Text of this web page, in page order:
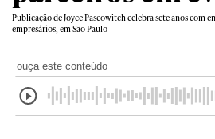
Publicação de Joyce Pascowitch celebra sete anos com
empresários, em São Paulo
ouça este conteúdo